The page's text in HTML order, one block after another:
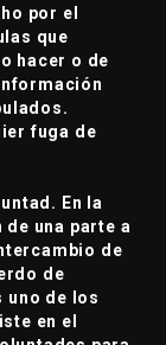
por el
que
hacer o de
fuga de
En la
una parte a
de
de
uno de los
en el